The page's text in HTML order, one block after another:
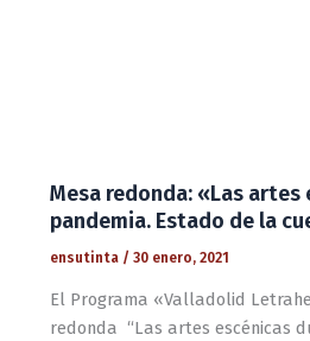
Mesa redonda: «Las
pandemia. Estado de la
ensutinta / 30 enero, 2021
El Programa «Valladolid
redonda “Las artes escénicas